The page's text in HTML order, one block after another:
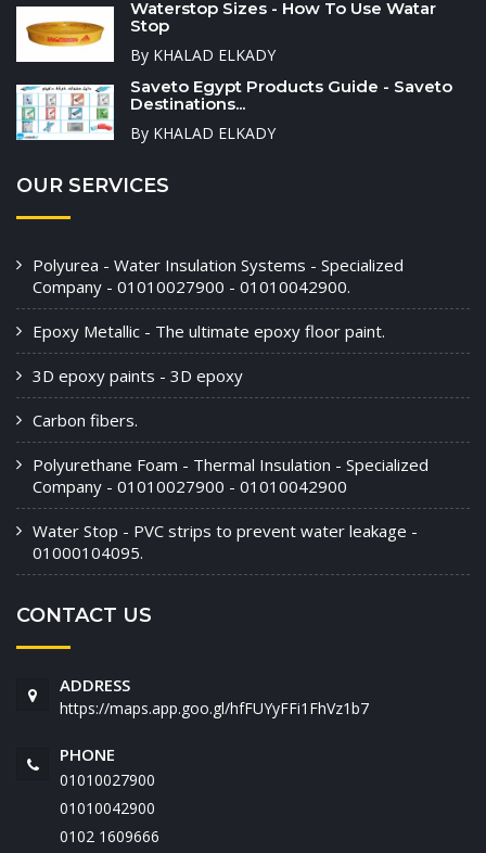
Waterstop Sizes - How To Use Watar
Stop
By KHALAD ELKADY
Saveto Egypt Products Guide - Saveto
Destinations...
By KHALAD ELKADY
OUR SERVICES
Polyurea - Water Insulation Systems - Specialized
Company - 01010027900 - 01010042900.
Epoxy Metallic - The ultimate epoxy floor paint.
3D epoxy paints - 3D epoxy
Carbon fibers.
Polyurethane Foam - Thermal Insulation - Specialized
Company - 01010027900 - 01010042900
Water Stop - PVC strips to prevent water leakage -
01000104095.
CONTACT US
ADDRESS
https://maps.app.goo.gl/hfFUYyFFi1FhVz1b7
PHONE
01010027900
01010042900
‭0102 1609666‬